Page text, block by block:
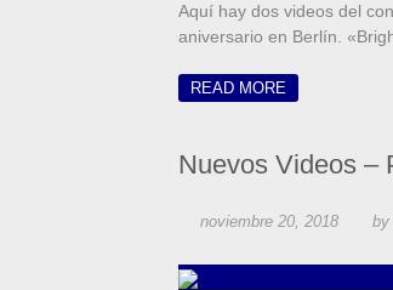
Aquí hay dos videos del
aniversario en Berlín.
READ MORE
Nuevos Videos –
noviembre 20, 2018 by